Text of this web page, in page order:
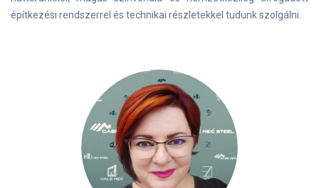
építkezési rendszerrel és technikai részletekkel tudunk szolgálni.